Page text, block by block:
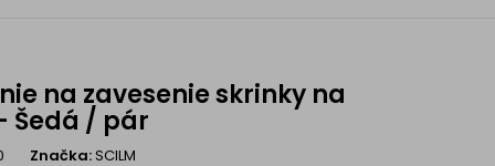
na zavesenie skrinky na
Šedá / pár
Značka:SCILM